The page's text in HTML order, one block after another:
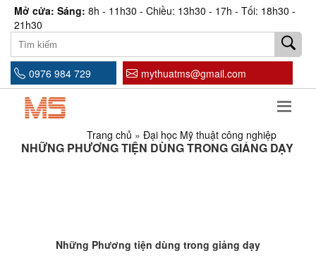
Mở cửa: Sáng: 8h - 11h30 - Chiều: 13h30 - 17h - Tối: 18h30 -
21h30
0976 984 729 mythuatms@gmail.com
Trang chủ » Đại học Mỹ thuật công nghiệp
NHỮNG PHƯƠNG TIỆN DÙNG TRONG GIẢNG DẠY
Những Phương tiện dùng trong giảng dạy